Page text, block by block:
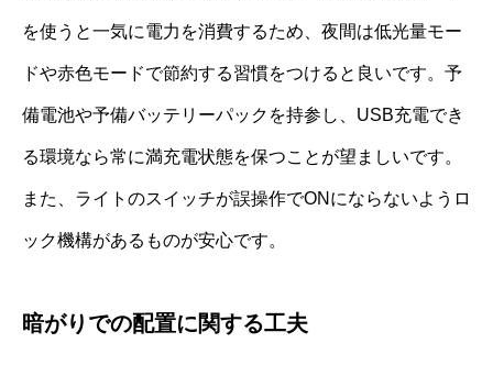
を使うと一気に電力を消費するため、夜間は低光量モー
ドや赤色モードで節約する習慣をつけると良いです。予
備電池や予備バッテリーパックを持参し、USB充電でき
る環境なら常に満充電状態を保つことが望ましいです。
また、ライトのスイッチが誤操作でONにならないようロ
ック機構があるものが安心です。
暗がりでの配置に関する工夫